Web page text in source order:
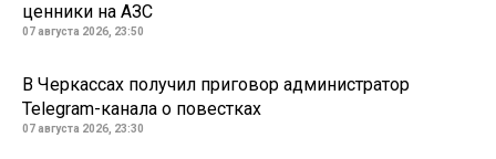
ценники на АЗС
07 августа 2026, 23:50
В Черкассах получил приговор администратор
Telegram-канала о повестках
07 августа 2026, 23:30